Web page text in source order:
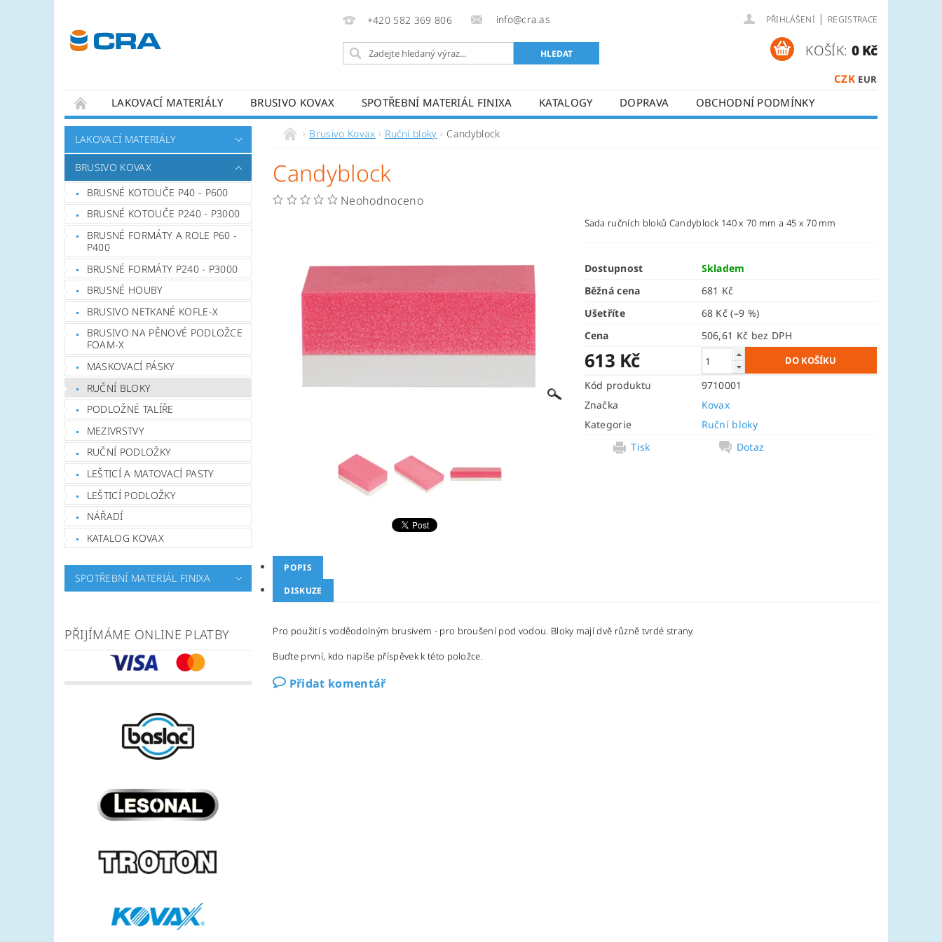
+420 582 369 806 info@cra.as PŘIHLÁŠENÍ | REGISTRACE
CZK EUR
KOŠÍK: 0 Kč
LAKOVACÍ MATERIÁLY BRUSIVO KOVAX SPOTŘEBNÍ MATERIÁL FINIXA KATALOGY DOPRAVA
OBCHODNÍ PODMÍNKY
KONTAKTY
LAKOVACÍ MATERIÁLY
BRUSIVO KOVAX
BRUSNÉ KOTOUČE P40 - P600
BRUSNÉ KOTOUČE P240 - P3000
BRUSNÉ FORMÁTY A ROLE P60 -
P400
BRUSNÉ FORMÁTY P240 - P3000
BRUSNÉ HOUBY
BRUSIVO NETKANÉ KOFLE-X
BRUSIVO NA PĚNOVÉ PODLOŽCE
FOAM-X
MASKOVACÍ PÁSKY
RUČNÍ BLOKY
PODLOŽNÉ TALÍŘE
MEZIVRSTVY
RUČNÍ PODLOŽKY
LEŠTICÍ A MATOVACÍ PASTY
LEŠTICÍ PODLOŽKY
NÁŘADÍ
KATALOG KOVAX
SPOTŘEBNÍ MATERIÁL FINIXA
PŘIJÍMÁME ONLINE PLATBY
Brusivo Kovax Ruční bloky Candyblock
Candyblock
Neohodnoceno
Sada ručních bloků Candyblock 140 x 70 mm a 45 x 70 mm
Dostupnost
Skladem
Běžná cena
681 Kč
Ušetříte
68 Kč(–9 %)
Cena
506,61 Kč bez DPH
613 Kč
Kód produktu
9710001
Značka
Kovax
Kategorie
Ruční bloky
Tisk
Dotaz
POPIS
DISKUZE
Pro použití s voděodolným brusivem - pro broušení pod vodou. Bloky mají dvě různě tvrdé strany.
Buďte první, kdo napíše příspěvek k této položce.
Přidat komentář